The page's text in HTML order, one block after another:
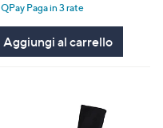
5
QPay Paga in 3 rate
Aggiungi al carrello